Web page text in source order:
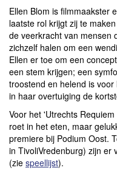
Ellen Blom is filmmaakster
laatste rol krijgt zij te
de veerkracht van mensen
zichzelf halen om een
Ellen er toe om een
een stem krijgen; een
troostend en helend is
in haar overtuiging de
Voor het 'Utrechts
roet in het eten, maar
premiere bij Podium Oost.
in TivoliVredenburg) zijn er
(zie speellijst).